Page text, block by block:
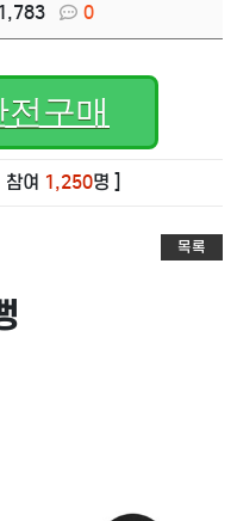
0
구매
참여 1,250명 ]
목록